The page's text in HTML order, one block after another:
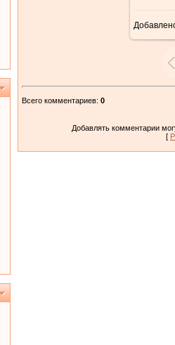
Всего комментариев: 0
Добавлять комментарии
[